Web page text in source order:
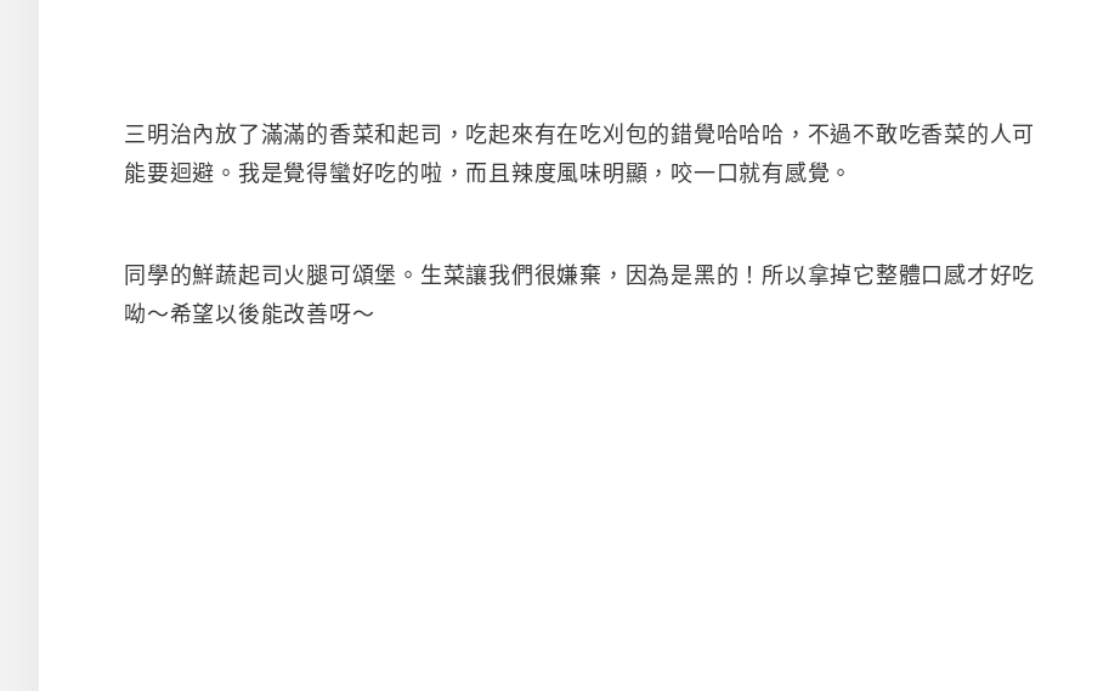
三明治內放了滿滿的香菜和起司，吃起來有在吃刈包的錯覺哈哈哈，不過不敢吃香菜的人可
能要迴避。我是覺得蠻好吃的啦，而且辣度風味明顯，咬一口就有感覺。
同學的鮮蔬起司火腿可頌堡。生菜讓我們很嫌棄，因為是黑的！所以拿掉它整體口感才好吃
呦～希望以後能改善呀～